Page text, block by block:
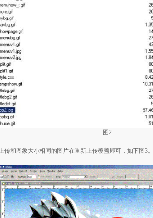
图2
传和图象大小相同的图片在重新上传覆盖即可，如下图3。